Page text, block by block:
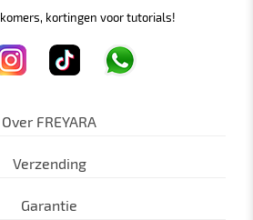
kortingen voor tutorials!
Over FREYARA
Verzending
Garantie